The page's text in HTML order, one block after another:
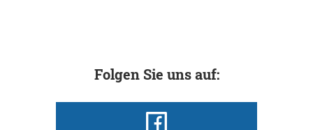
Folgen Sie uns auf: